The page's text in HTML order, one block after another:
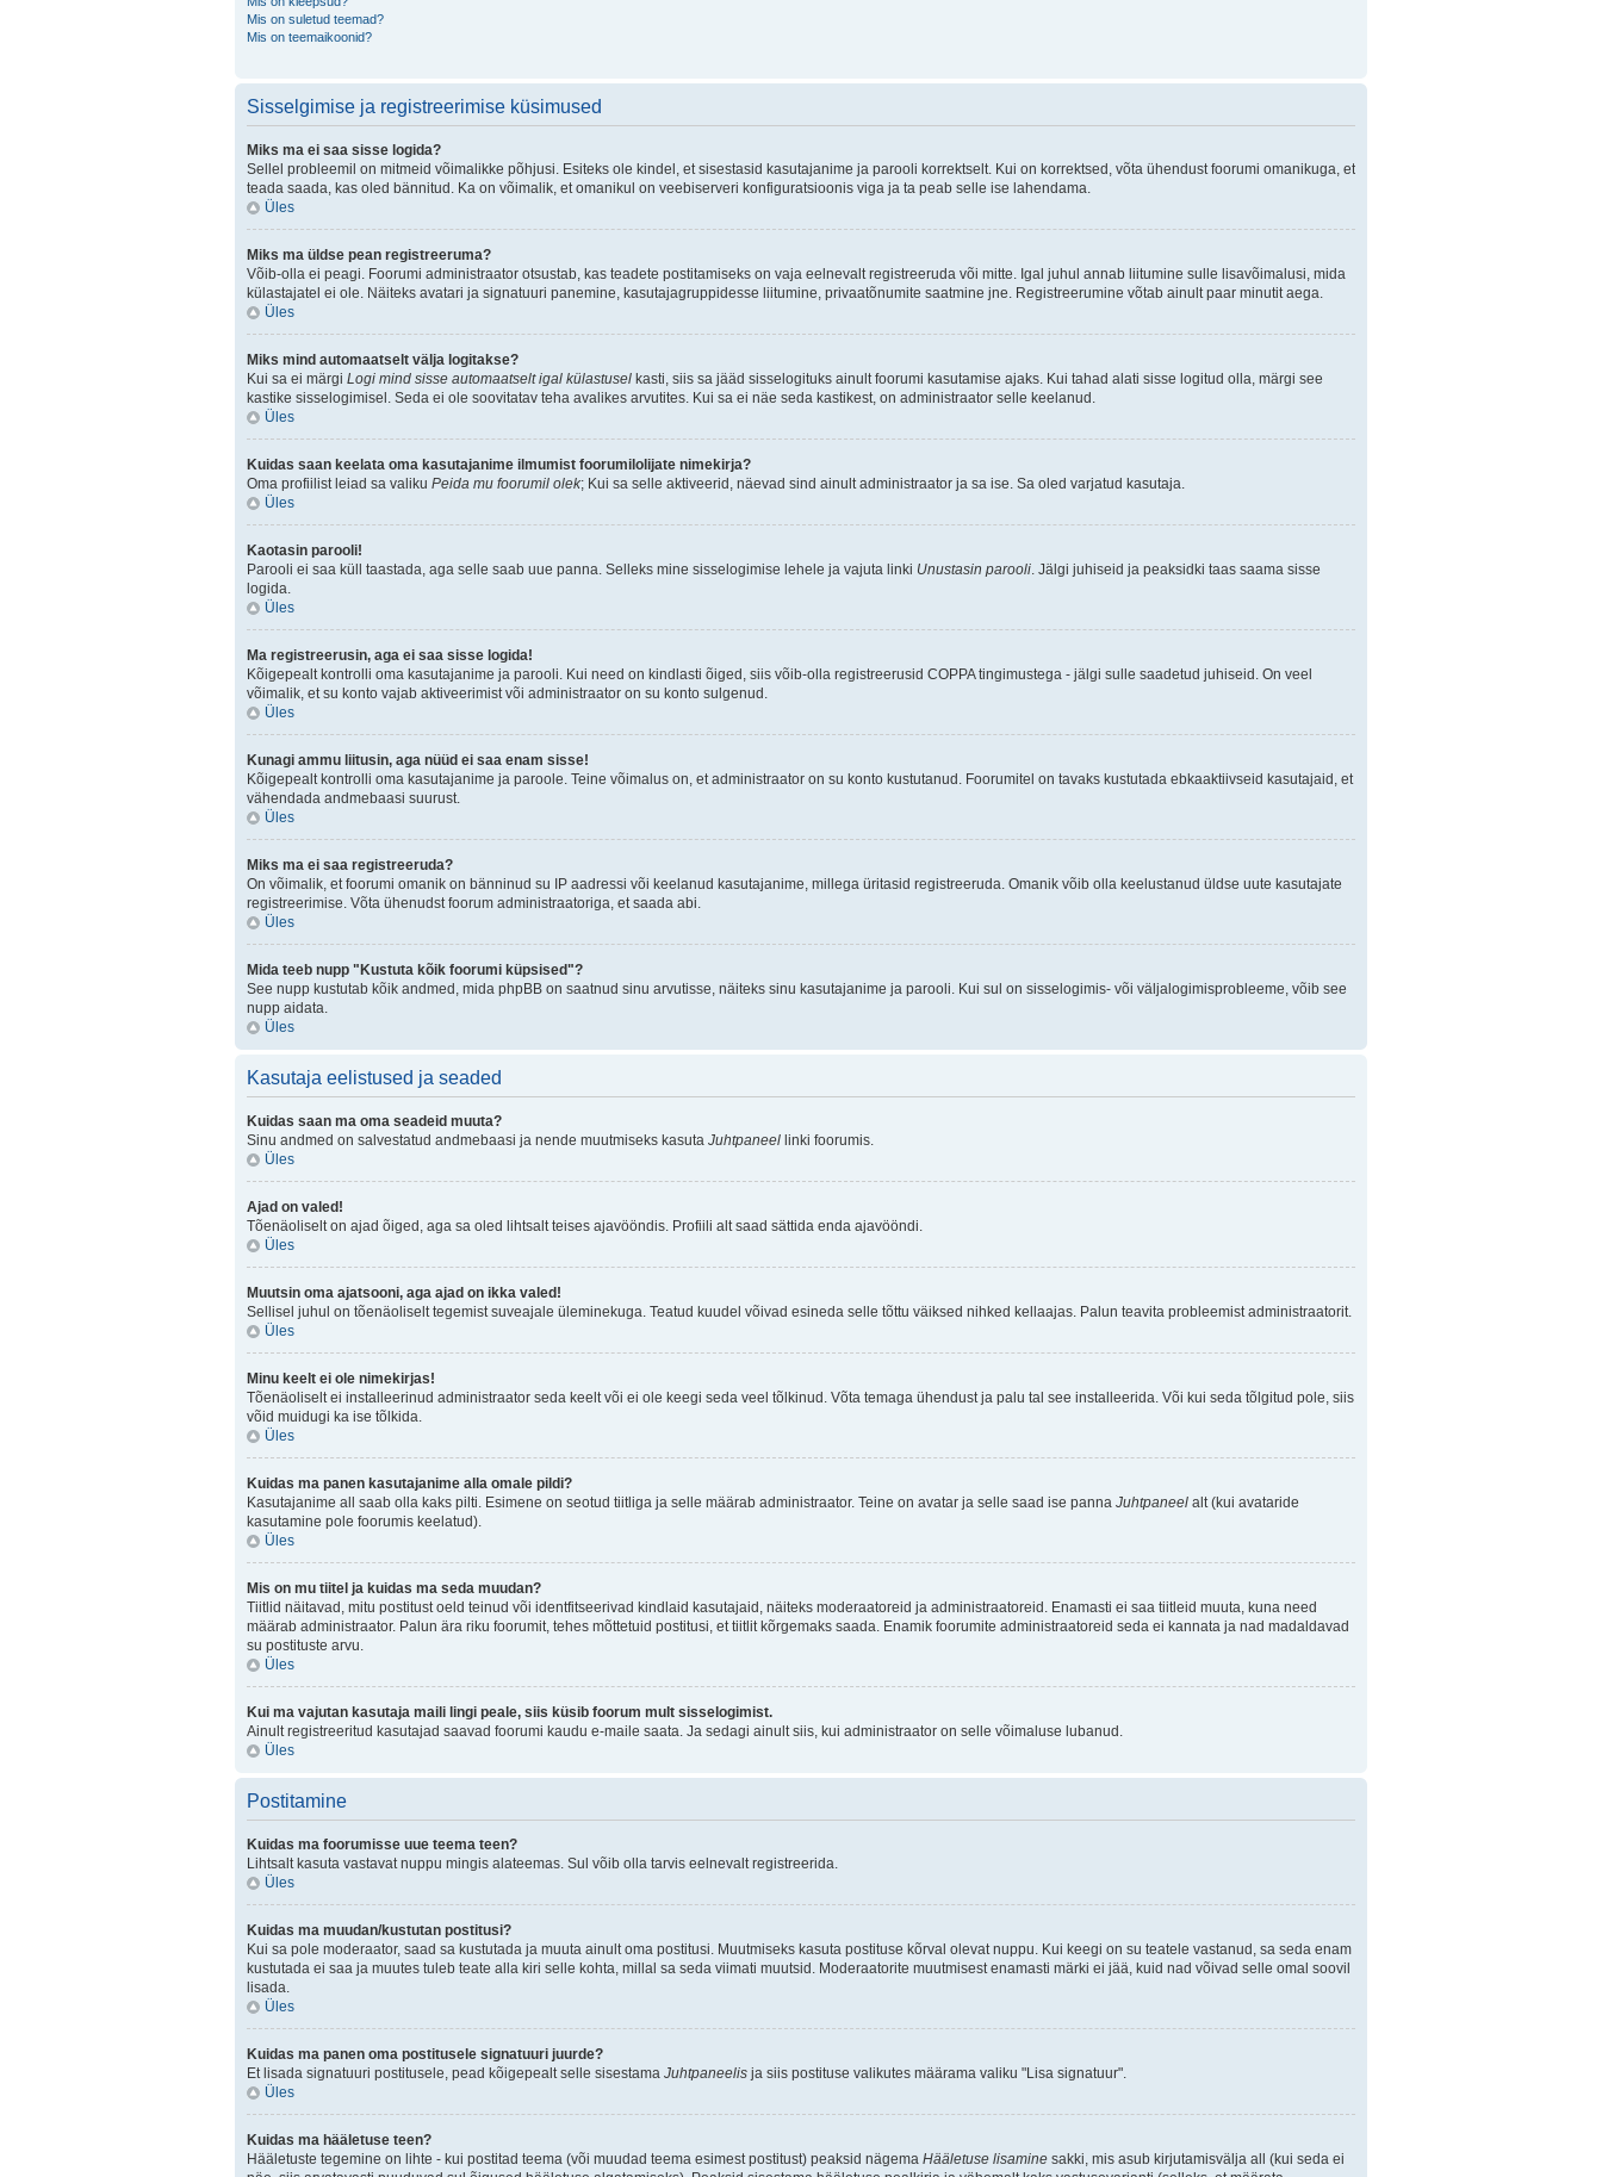
Mis on suletud teemad?
Mis on teemaikoonid?
Sisselgimise ja registreerimise küsimused
Miks ma ei saa sisse logida?
Sellel probleemil on mitmeid võimalikke põhjusi. Esiteks ole kindel, et sisestasid kasutajanime ja parooli korrektselt. Kui on korrektsed, võta ühendust foorumi omanikuga, et
teada saada, kas oled bännitud. Ka on võimalik, et omanikul on veebiserveri konfiguratsioonis viga ja ta peab selle ise lahendama.
Üles
Miks ma üldse pean registreeruma?
Võib-olla ei peagi. Foorumi administraator otsustab, kas teadete postitamiseks on vaja eelnevalt registreeruda või mitte. Igal juhul annab liitumine sulle lisavõimalusi, mida
külastajatel ei ole. Näiteks avatari ja signatuuri panemine, kasutajagruppidesse liitumine, privaatõnumite saatmine jne. Registreerumine võtab ainult paar minutit aega.
Üles
Miks mind automaatselt välja logitakse?
Kui sa ei märgi Logi mind sisse automaatselt igal külastusel kasti, siis sa jääd sisselogituks ainult foorumi kasutamise ajaks. Kui tahad alati sisse logitud olla, märgi see
kastike sisselogimisel. Seda ei ole soovitatav teha avalikes arvutites. Kui sa ei näe seda kastikest, on administraator selle keelanud.
Üles
Kuidas saan keelata oma kasutajanime ilmumist foorumilolijate nimekirja?
Oma profiilist leiad sa valiku Peida mu foorumil olek; Kui sa selle aktiveerid, näevad sind ainult administraator ja sa ise. Sa oled varjatud kasutaja.
Üles
Kaotasin parooli!
Parooli ei saa küll taastada, aga selle saab uue panna. Selleks mine sisselogimise lehele ja vajuta linki Unustasin parooli. Jälgi juhiseid ja peaksidki taas saama sisse
logida.
Üles
Ma registreerusin, aga ei saa sisse logida!
Kõigepealt kontrolli oma kasutajanime ja parooli. Kui need on kindlasti õiged, siis võib-olla registreerusid COPPA tingimustega - jälgi sulle saadetud juhiseid. On veel
võimalik, et su konto vajab aktiveerimist või administraator on su konto sulgenud.
Üles
Kunagi ammu liitusin, aga nüüd ei saa enam sisse!
Kõigepealt kontrolli oma kasutajanime ja paroole. Teine võimalus on, et administraator on su konto kustutanud. Foorumitel on tavaks kustutada ebkaaktiivseid kasutajaid, et
vähendada andmebaasi suurust.
Üles
Miks ma ei saa registreeruda?
On võimalik, et foorumi omanik on bänninud su IP aadressi või keelanud kasutajanime, millega üritasid registreeruda. Omanik võib olla keelustanud üldse uute kasutajate
registreerimise. Võta ühenudst foorum administraatoriga, et saada abi.
Üles
Mida teeb nupp "Kustuta kõik foorumi küpsised"?
See nupp kustutab kõik andmed, mida phpBB on saatnud sinu arvutisse, näiteks sinu kasutajanime ja parooli. Kui sul on sisselogimis- või väljalogimisprobleeme, võib see
nupp aidata.
Üles
Kasutaja eelistused ja seaded
Kuidas saan ma oma seadeid muuta?
Sinu andmed on salvestatud andmebaasi ja nende muutmiseks kasuta Juhtpaneel linki foorumis.
Üles
Ajad on valed!
Tõenäoliselt on ajad õiged, aga sa oled lihtsalt teises ajavööndis. Profiili alt saad sättida enda ajavööndi.
Üles
Muutsin oma ajatsooni, aga ajad on ikka valed!
Sellisel juhul on tõenäoliselt tegemist suveajale üleminekuga. Teatud kuudel võivad esineda selle tõttu väiksed nihked kellaajas. Palun teavita probleemist administraatorit.
Üles
Minu keelt ei ole nimekirjas!
Tõenäoliselt ei installeerinud administraator seda keelt või ei ole keegi seda veel tõlkinud. Võta temaga ühendust ja palu tal see installeerida. Või kui seda tõlgitud pole, siis
võid muidugi ka ise tõlkida.
Üles
Kuidas ma panen kasutajanime alla omale pildi?
Kasutajanime all saab olla kaks pilti. Esimene on seotud tiitliga ja selle määrab administraator. Teine on avatar ja selle saad ise panna Juhtpaneel alt (kui avataride
kasutamine pole foorumis keelatud).
Üles
Mis on mu tiitel ja kuidas ma seda muudan?
Tiitlid näitavad, mitu postitust oeld teinud või identfitseerivad kindlaid kasutajaid, näiteks moderaatoreid ja administraatoreid. Enamasti ei saa tiitleid muuta, kuna need
määrab administraator. Palun ära riku foorumit, tehes mõttetuid postitusi, et tiitlit kõrgemaks saada. Enamik foorumite administraatoreid seda ei kannata ja nad madaldavad
su postituste arvu.
Üles
Kui ma vajutan kasutaja maili lingi peale, siis küsib foorum mult sisselogimist.
Ainult registreeritud kasutajad saavad foorumi kaudu e-maile saata. Ja sedagi ainult siis, kui administraator on selle võimaluse lubanud.
Üles
Postitamine
Kuidas ma foorumisse uue teema teen?
Lihtsalt kasuta vastavat nuppu mingis alateemas. Sul võib olla tarvis eelnevalt registreerida.
Üles
Kuidas ma muudan/kustutan postitusi?
Kui sa pole moderaator, saad sa kustutada ja muuta ainult oma postitusi. Muutmiseks kasuta postituse kõrval olevat nuppu. Kui keegi on su teatele vastanud, sa seda enam
kustutada ei saa ja muutes tuleb teate alla kiri selle kohta, millal sa seda viimati muutsid. Moderaatorite muutmisest enamasti märki ei jää, kuid nad võivad selle omal soovil
lisada.
Üles
Kuidas ma panen oma postitusele signatuuri juurde?
Et lisada signatuuri postitusele, pead kõigepealt selle sisestama Juhtpaneelis ja siis postituse valikutes määrama valiku "Lisa signatuur".
Üles
Kuidas ma hääletuse teen?
Hääletuste tegemine on lihte - kui postitad teema (või muudad teema esimest postitust) peaksid nägema Hääletuse lisamine sakki, mis asub kirjutamisvälja all (kui seda ei